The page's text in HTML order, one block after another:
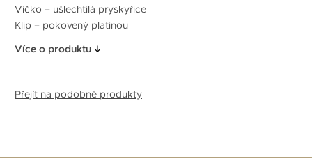
Víčko – ušlechtilá pryskyřice
Klip – pokovený platinou
Více o produktu
Přejít na podobné produkty